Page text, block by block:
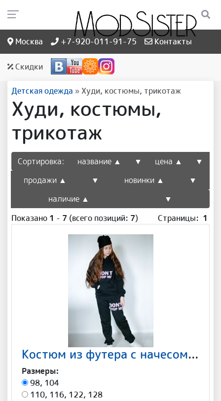
Москва +7-920-011-91-75 Контакты
Скидки
Детская одежда » Худи, костюмы, трикотаж
Худи, костюмы,
трикотаж
Сортировка: название ▲ ▼ цена ▲
▼
продажи ▲
▼ новинки ▲
▼
наличие ▲
▼
Страницы: 1
Показано 1 - 7 (всего позиций: 7)
Костюм из футера с начесом "Im BOSS" Арт-С001
Размеры:
98, 104
110, 116, 122, 128